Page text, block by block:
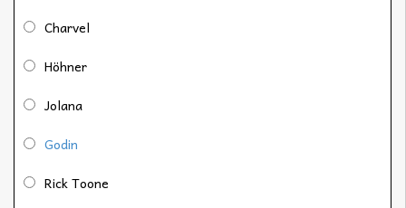
Charvel
Höhner
Jolana
Godin
Rick Toone